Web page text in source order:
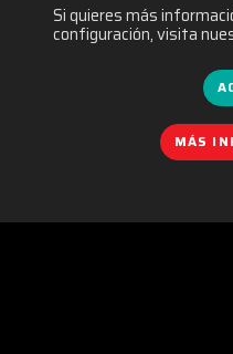
Si quieres más
configuración, visita
MÁS